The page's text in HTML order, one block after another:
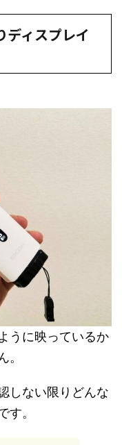
ディスプレイ
うに映っているか
。
しない限りどんな
す。